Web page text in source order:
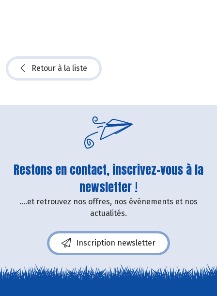
Retour à la liste
Restons en contact, inscrivez-vous à la
newsletter !
....et retrouvez nos offres, nos événements et nos
actualités.
Inscription newsletter